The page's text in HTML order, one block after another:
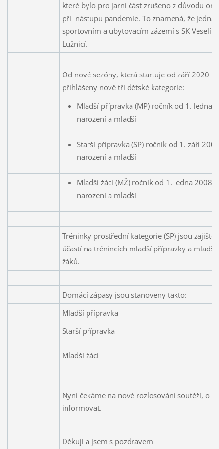
které bylo pro jarní část zrušeno z důvodu
při nástupu pandemie. To znamená, že
sportovním a ubytovacím zázemí s SK Veselí
Lužnicí.
Od nové sezóny, která startuje od září 2020
přihlášeny nově tři dětské kategorie:
Mladší přípravka (MP) ročník od 1. ledna
narození a mladší
Starší přípravka (SP) ročník od 1. září 2009
narození a mladší
Mladší žáci (MŽ) ročník od 1. ledna 2008
narození a mladší
Tréninky prostřední kategorie (SP) jsou
účastí na trénincích mladší přípravky a
žáků.
Domácí zápasy jsou stanoveny takto:
Mladší přípravka
Starší přípravka
Mladší žáci
Nyní čekáme na nové rozlosování soutěží, o
informovat.
Děkuji a jsem s pozdravem